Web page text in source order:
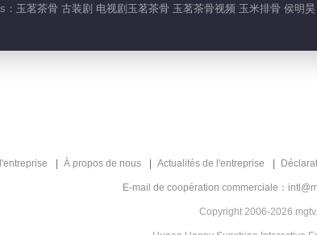
： 玉茗茶骨 古装剧 电视剧玉茗茶骨 玉茗茶骨视频 玉米排骨 侯明
À propos de nous Actualités de l'entreprise
E-mail de coopération commerciale：
Copyright 2006-2026